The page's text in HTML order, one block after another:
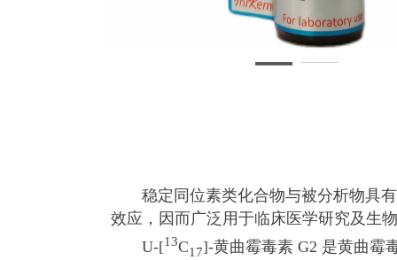
稳定同位素类化合物与被分析物具有
效应，因而广泛用于临床医学研究及生
U-[13C17]-黄曲霉毒素 G2 是黄曲霉